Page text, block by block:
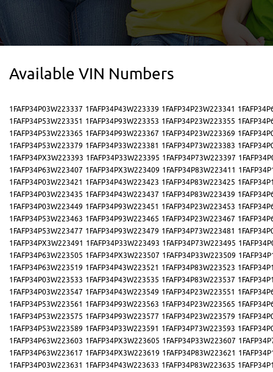
Available VIN Numbers
1FAFP34P03W223337 1FAFP34P43W223339 1FAFP34P23W223341
1FAFP34P53W223351 1FAFP34P93W223353 1FAFP34P23W223355
1FAFP34P53W223365 1FAFP34P93W223367 1FAFP34P23W223369
1FAFP34P53W223379 1FAFP34P33W223381 1FAFP34P73W223383
1FAFP34PX3W223393 1FAFP34P33W223395 1FAFP34P73W223397
1FAFP34P63W223407 1FAFP34PX3W223409 1FAFP34P83W223411
1FAFP34P03W223421 1FAFP34P43W223423 1FAFP34P83W223425
1FAFP34P03W223435 1FAFP34P43W223437 1FAFP34P83W223439
1FAFP34P03W223449 1FAFP34P93W223451 1FAFP34P23W223453
1FAFP34P53W223463 1FAFP34P93W223465 1FAFP34P23W223467
1FAFP34P53W223477 1FAFP34P93W223479 1FAFP34P73W223481
1FAFP34PX3W223491 1FAFP34P33W223493 1FAFP34P73W223495
1FAFP34P63W223505 1FAFP34PX3W223507 1FAFP34P33W223509
1FAFP34P63W223519 1FAFP34P43W223521 1FAFP34P83W223523
1FAFP34P03W223533 1FAFP34P43W223535 1FAFP34P83W223537
1FAFP34P03W223547 1FAFP34P43W223549 1FAFP34P23W223551
1FAFP34P53W223561 1FAFP34P93W223563 1FAFP34P23W223565
1FAFP34P53W223575 1FAFP34P93W223577 1FAFP34P23W223579
1FAFP34P53W223589 1FAFP34P33W223591 1FAFP34P73W223593
1FAFP34P63W223603 1FAFP34PX3W223605 1FAFP34P33W223607
1FAFP34P63W223617 1FAFP34PX3W223619 1FAFP34P83W223621
1FAFP34P03W223631 1FAFP34P43W223633 1FAFP34P83W223635